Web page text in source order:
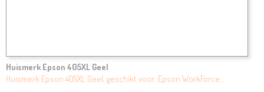
Huismerk Epson 405XL Geel
Huismerk Epson 405XL Geel, geschikt voor: Epson WorkForce…